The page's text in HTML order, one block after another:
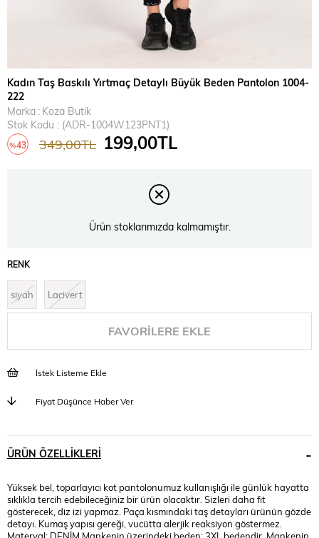
Kadın Taş Baskılı Yırtmaç Detaylı Büyük Beden Pantolon 1004-
222
Marka : Koza Butik
Stok Kodu
(ADR-1004W123PNT1)
%43 349,00TL 199,00TL
Ürün stoklarımızda kalmamıştır.
RENK
siyah Lacivert
FAVORILERE EKLE
İstek Listeme Ekle
Fiyat Düşünce Haber Ver
ÜRÜN ÖZELLIKLERI
Yüksek bel, toparlayıcı kot pantolonumuz kullanışlığı ile günlük hayatta
sıklıkla tercih edebileceğiniz bir ürün olacaktır. Sizleri daha fit
gösterecek, diz izi yapmaz. Paça kısmındaki taş detayları ürünün gözde
detayı. Kumaş yapısı gereği, vucütta alerjik reaksiyon göstermez.